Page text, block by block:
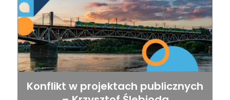
Konflikt w projektach publicznych